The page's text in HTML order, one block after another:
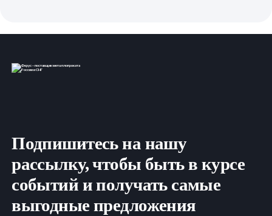
Подпишитесь на нашу
рассылку, чтобы быть в курсе
событий и получать самые
выгодные предложения